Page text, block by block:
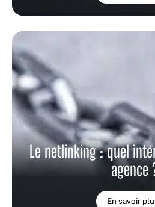
Le netlinking : quel
agence
En savoir